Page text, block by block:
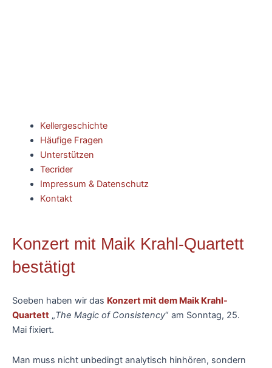
Kellergeschichte
Häufige Fragen
Unterstützen
Tecrider
Impressum & Datenschutz
Kontakt
Konzert mit Maik Krahl-Quartett
bestätigt
Soeben haben wir das Konzert mit dem Maik Krahl-
Quartett „The Magic of Consistency“ am Sonntag, 25.
Mai fixiert.
Man muss nicht unbedingt analytisch hinhören, sondern